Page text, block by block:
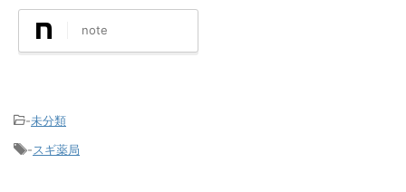
note
-未分類
-スギ薬局